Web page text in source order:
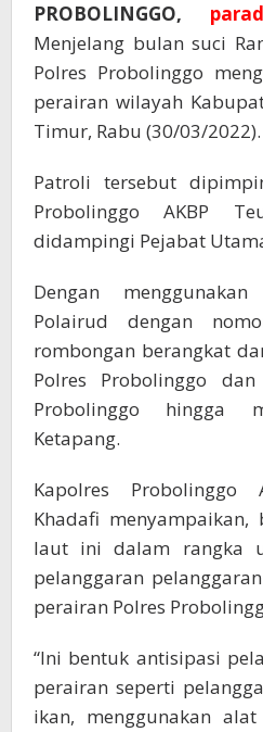
PROBOLINGGO,
Menjelang bulan suci
Polres Probolinggo
perairan wilayah
Timur, Rabu (30/03/2022).
Patroli tersebut
Probolinggo AKBP
didampingi Pejabat
Dengan
Polairud dengan
rombongan berangkat
Polres Probolinggo
Probolinggo hingga
Ketapang.
Kapolres Probolinggo
Khadafi
laut ini dalam rangka
pelanggaran
perairan Polres
“Ini bentuk antisipasi
perairan seperti
ikan, menggunakan